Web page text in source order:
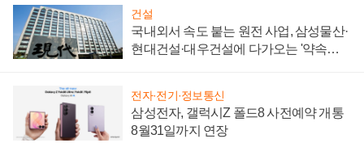
건설
국내외서 속도 붙는 원전 사업, 삼성물산·
현대건설·대우건설에 다가오는 '약속의
전자·전기·정보통신
삼성전자, 갤럭시Z 폴드8 사전예약 개통
8월31일까지 연장